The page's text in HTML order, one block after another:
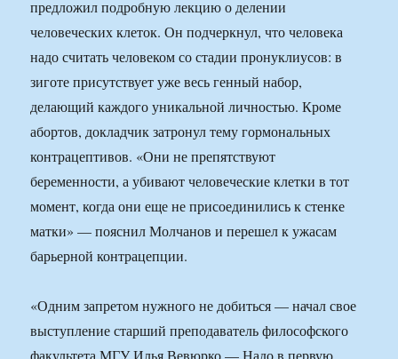
предложил подробную лекцию о делении
человеческих клеток. Он подчеркнул, что человека
надо считать человеком со стадии пронуклиусов: в
зиготе присутствует уже весь генный набор,
делающий каждого уникальной личностью. Кроме
абортов, докладчик затронул тему гормональных
контрацептивов. «Они не препятствуют
беременности, а убивают человеческие клетки в тот
момент, когда они еще не присоединились к стенке
матки» — пояснил Молчанов и перешел к ужасам
барьерной контрацепции.
«Одним запретом нужного не добиться — начал свое
выступление старший преподаватель философского